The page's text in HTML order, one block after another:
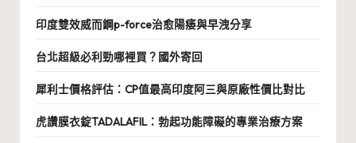
印度雙效威而鋼p-force治愈陽痿與早洩分享
台北超級必利勁哪裡買？國外寄回
犀利士價格評估：CP值最高印度阿三與原廠性價比對比
虎讚膜衣錠TADALAFIL：勃起功能障礙的專業治療方案